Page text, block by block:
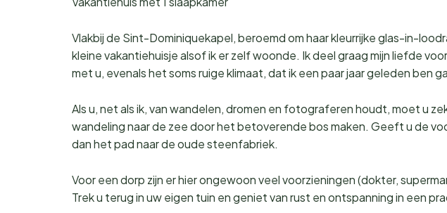
Vlakbij de Sint-Dominiquekapel, beroemd om haar kleurrijke glas-in-
kleine vakantiehuisje alsof ik er zelf woonde. Ik deel graag mijn liefde
met u, evenals het soms ruige klimaat, dat ik een paar jaar geleden ben
Als u, net als ik, van wandelen, dromen en fotograferen houdt, moet u
wandeling naar de zee door het betoverende bos maken. Geeft u de
dan het pad naar de oude steenfabriek.
Voor een dorp zijn er hier ongewoon veel voorzieningen (dokter,
Trek u terug in uw eigen tuin en geniet van rust en ontspanning in een